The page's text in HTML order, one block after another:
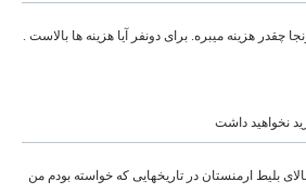
چقدر هزینه میبره. برای دونفر آیا هزینه ها بالاست .
نخواهید داشت
قیمت نسبتا بالای بلیط ارمنستان در تاریخهایی که خواسته بودم من